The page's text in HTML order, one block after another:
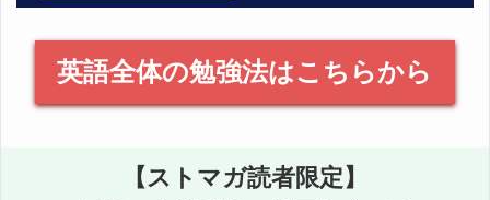
英語全体の勉強法はこちらから
【ストマガ読者限定】